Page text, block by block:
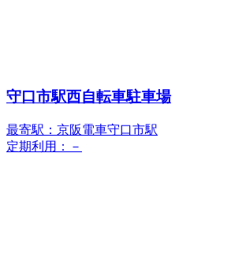
守口市駅西自転車駐車場
最寄駅：京阪電車守口市駅
定期利用：－